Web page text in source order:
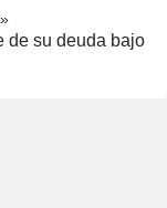
de su deuda bajo